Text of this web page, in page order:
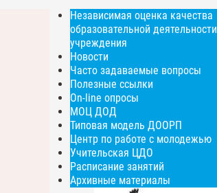
Независимая оценка качества
образовательной деятельности
учреждения
Новости
Часто задаваемые вопросы
Полезные ссылки
On-line опросы
МОЦ ДОД
Типовая модель ДООРП
Центр по работе с молодежью
Учительская ЦДО
Расписание занятий
Архивные материалы